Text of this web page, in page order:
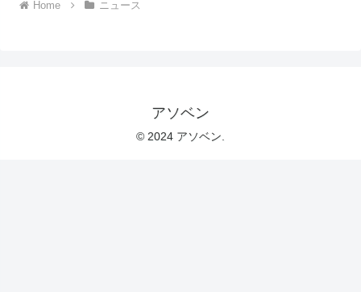
Home ニュース
アソベン
© 2024 アソベン.